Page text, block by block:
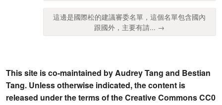
這邊是國際松的建議審委名單，這個名單包含國內
跟國外，主要有請... →
This site is co-maintained by Audrey Tang and Bestian
Tang. Unless otherwise indicated, the content is
released under the terms of the Creative Commons CC0